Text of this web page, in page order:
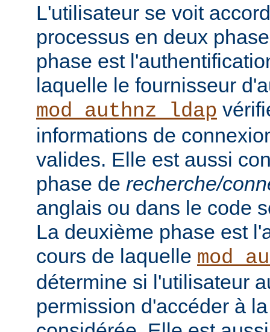
L'utilisateur se voit
processus en deux
phase est
laquelle le fournisseur
mod_authnz_ldap
informations de
valides. Elle est aussi
phase de recherche/
anglais ou dans le code
La deuxième phase est
cours de laquelle
détermine si l'utilisateur
permission d'accéder à